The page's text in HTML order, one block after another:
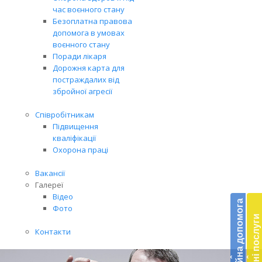
час воєнного стану
Безоплатна правова
допомога в умовах
воєнного стану
Поради лікаря
Дорожня карта для
постраждалих від
збройної агресії
Співробітникам
Підвищення
кваліфікації
Охорона праці
Вакансії
Галереї
Відео
Фото
Контакти
‹ ‹